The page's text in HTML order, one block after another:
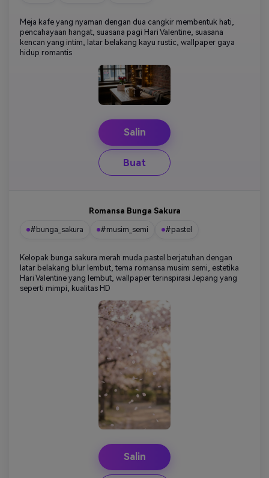
Meja kafe yang nyaman dengan dua cangkir membentuk hati,
pencahayaan hangat, suasana pagi Hari Valentine, suasana
kencan yang intim, latar belakang kayu rustic, wallpaper gaya
hidup romantis
Salin
Buat
Romansa Bunga Sakura
#bunga_sakura #musim_semi #pastel
Kelopak bunga sakura merah muda pastel berjatuhan dengan
latar belakang blur lembut, tema romansa musim semi, estetika
Hari Valentine yang lembut, wallpaper terinspirasi Jepang yang
seperti mimpi, kualitas HD
Salin